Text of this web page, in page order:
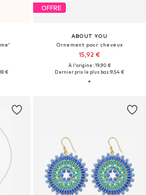
€
OFFRE
ABOUT YOU
Ornement pour cheveux
15,92 €
À l'origine : 19,90 €
Dernier prix le plus bas :9,54 €